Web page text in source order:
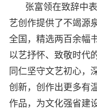
张富领在致辞中
艺创作提供了不竭源
全国，精选两百余幅
以艺抒怀、致敬时代
同仁坚守文艺初心，
创新，创作出更多有
作品，为文化强省建